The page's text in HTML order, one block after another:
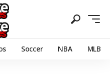
Soccer NBA MLB